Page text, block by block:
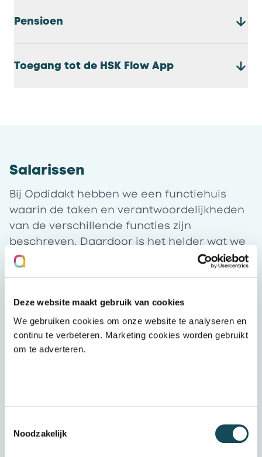
Deze website maakt gebruik van cookies
We gebruiken cookies om onze website te analyseren en
continu te verbeteren. Marketing cookies worden gebruikt
om te adverteren.
Noodzakelijk
Pensioen
Toegang tot de HSK Flow App
Salarissen
Bij Opdidakt hebben we een functiehuis
waarin de taken en verantwoordelijkheden
van de verschillende functies zijn
beschreven. Daardoor is het helder wat we
van elkaar kunnen en mogen verwachten.
Het startsalaris en de vaste salarisstappen
basis van functiewaardering en
marktonderzoek. Een trede staat gelijk aan
een jaar relevante werkervaring, aan de
hand hiervan word je ook ingeschaald in de
verhoging per 1 januari van het
eerstvolgende jaar. Treed je in dienst op of